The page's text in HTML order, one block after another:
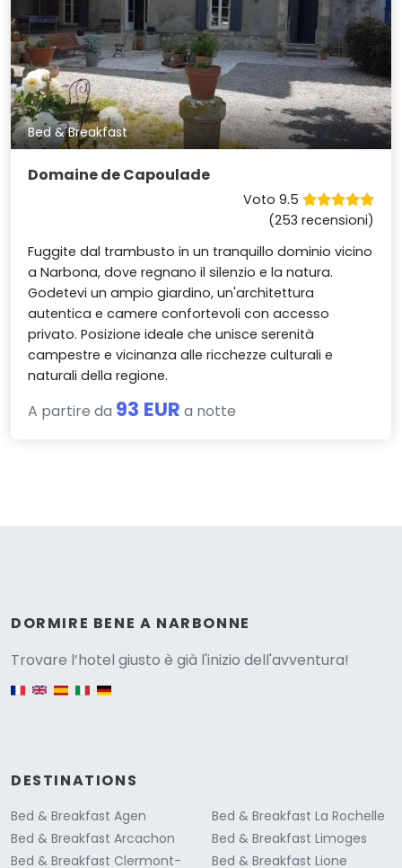
Bed & Breakfast
Domaine de Capoulade
Voto 9.5
(253 recensioni)
Fuggite dal trambusto in un tranquillo dominio vicino
a Narbona, dove regnano il silenzio e la natura.
Godetevi un ampio giardino, un'architettura
autentica e camere confortevoli con accesso
privato. Posizione ideale che unisce serenità
campestre e vicinanza alle ricchezze culturali e
naturali della regione.
A partire da 93 EUR a notte
DORMIRE BENE A NARBONNE
Trovare l’hotel giusto è già l'inizio dell'avventura!
DESTINATIONS
Bed & Breakfast Agen
Bed & Breakfast Arcachon
Bed & Breakfast Clermont-
Bed & Breakfast La Rochelle
Bed & Breakfast Limoges
Bed & Breakfast Lione